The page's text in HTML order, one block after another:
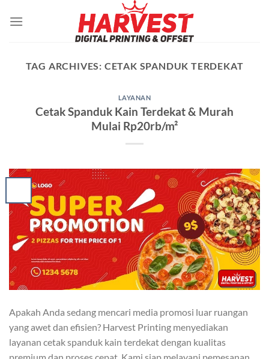
TAG ARCHIVES: CETAK SPANDUK TERDEKAT
LAYANAN
Cetak Spanduk Kain Terdekat & Murah
Mulai Rp20rb/m²
Apakah Anda sedang mencari media promosi luar ruangan
yang awet dan efisien? Harvest Printing menyediakan
layanan cetak spanduk kain terdekat dengan kualitas